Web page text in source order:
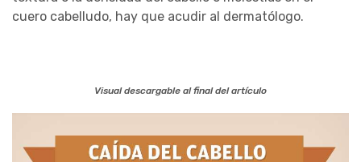
cuero cabelludo, hay que acudir al dermatólogo.
Visual descargable al final del artículo